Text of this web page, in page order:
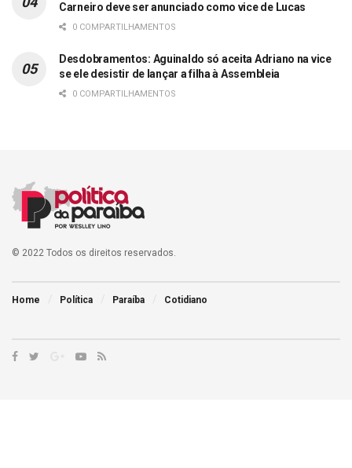
Carneiro deve ser anunciado como vice de Lucas
0 COMPARTILHAMENTOS
Desdobramentos: Aguinaldo só aceita Adriano na vice
se ele desistir de lançar a filha à Assembleia
0 COMPARTILHAMENTOS
© 2022 Todos os direitos reservados.
Home Política Paraíba Cotidiano